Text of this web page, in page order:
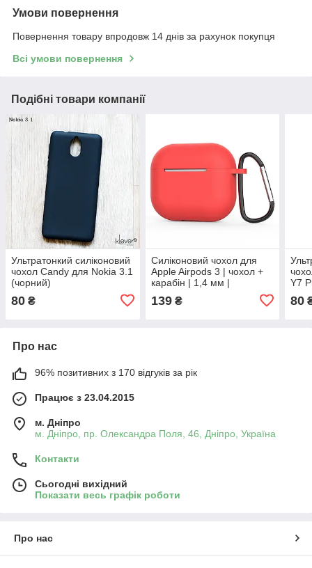
Умови повернення
Повернення товару впродовж 14 днів за рахунок покупця
Всі умови повернення
Подібні товари компанії
Ультратонкий силіконовий
чохол Candy для Nokia 3.1
(чорний)
80 ₴
Силіконовий чохол для
Apple Airpods 3 | чохол +
карабін | 1,4 мм |
139₴
Y7
80
Про нас
96% позитивних з 170 відгуків за рік
Працює з 23.04.2015
м. Дніпро
м. Дніпро, пр. Олександра Поля, 46, Дніпро, Україна
Контакти
Сьогодні вихідний
Показати весь графік роботи
Про нас